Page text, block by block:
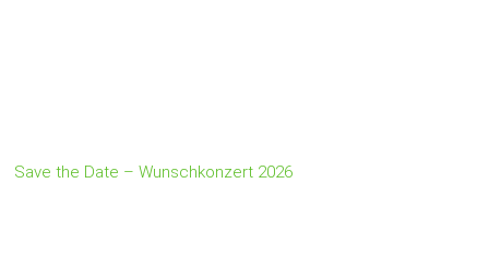
Save the Date – Wunschkonzert 2026